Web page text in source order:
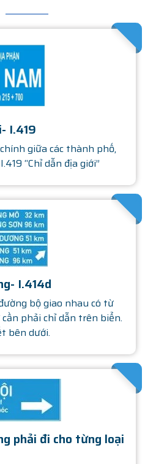
I.419
giữa các thành phố,
“Chỉ dẫn địa giới”
I.414d
bộ giao nhau có từ
phải chỉ dẫn trên biển.
bên dưới.
phải đi cho từng loại